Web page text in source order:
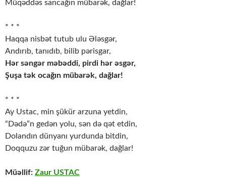
Müqəddəs sancağın mübarək, dağlar!
* * *
Haqqa nisbət tutub ulu Ələsgər,
Andırıb, tanıdıb, bilib pərisgar,
Hər səngər məbəddi, pirdi hər əsgər,
Şuşa tək ocağın mübarək, dağlar!
* * *
Ay Ustac, min şükür arzuna yetdin,
“Dədə”n gedən yolu, sən də qət etdin,
Dolandın dünyanı yurdunda bitdin,
Doqquzu zər tuğun mübarək, dağlar!
Müəllif: Zaur USTAC